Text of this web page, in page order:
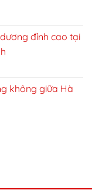
đỉnh cao tại
không giữa Hà